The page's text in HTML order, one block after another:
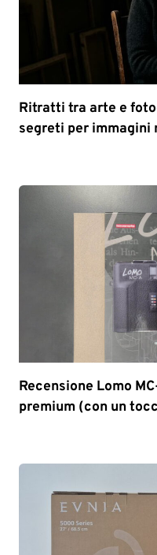
Ritratti tra arte e
segreti per immagini
Recensione Lomo
premium (con un